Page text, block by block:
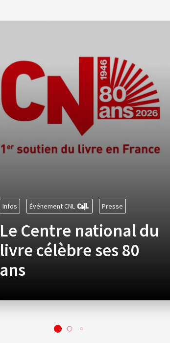
Infos Événement CNL Presse
Le Centre national du
livre célèbre ses 80
ans